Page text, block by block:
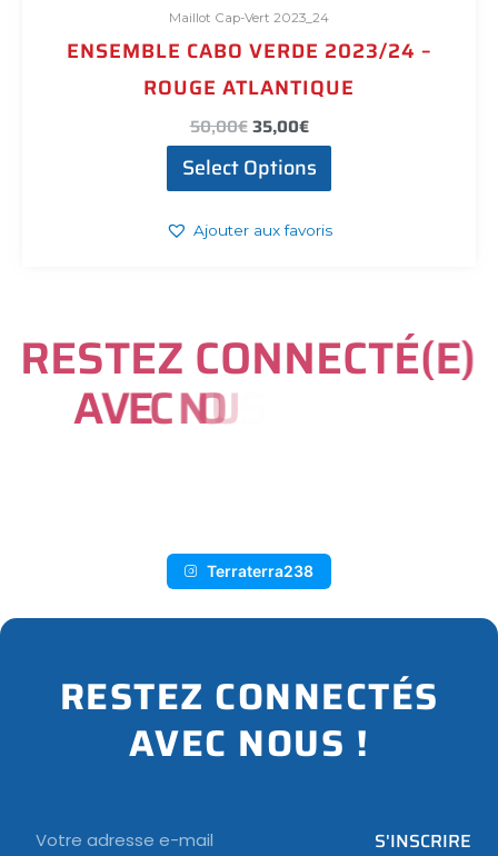
Maillot Cap-Vert 2023_24
ENSEMBLE CABO VERDE 2023/24 –
ROUGE ATLANTIQUE
50,00€35,00€
Select Options
Ajouter aux favoris
RESTEZ CONNECTÉ(E)
AVECNO
Terraterra238
RESTEZ CONNECTÉS
AVEC NOUS !
S'INSCRIRE